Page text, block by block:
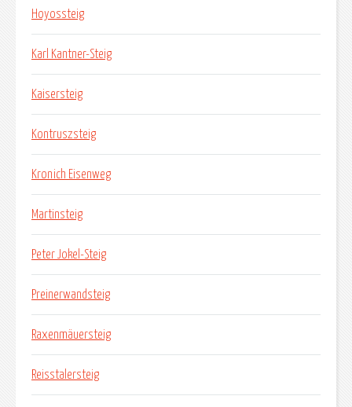
Hoyossteig
Karl Kantner-Steig
Kaisersteig
Kontruszsteig
Kronich Eisenweg
Martinsteig
Peter Jokel-Steig
Preinerwandsteig
Raxenmäuersteig
Reisstalersteig